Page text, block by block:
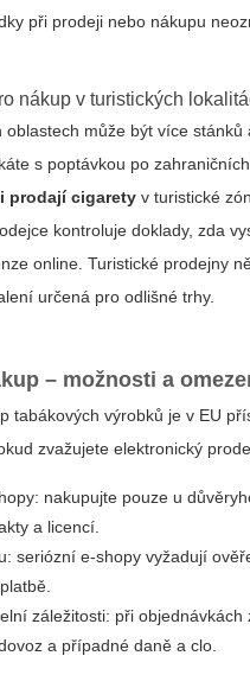
při prodeji nebo nákupu
nákup v turistických
oblastech může být více stánků
s poptávkou po
prodají cigarety v turistické
kontroluje doklady, zda
online. Turistické prodejny
určená pro odlišné trhy.
– možnosti a
tabákových výrobků je v EU
zvažujete elektronický
nakupujte pouze u
a licencí.
seriózní e-shopy vyžadují
záležitosti: při objednávkách
a případné daně a clo.